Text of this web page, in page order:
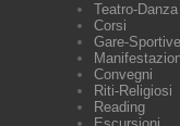
Teatro-Danza
Corsi
Gare-Sportive
Convegni
Riti-Religiosi
Reading